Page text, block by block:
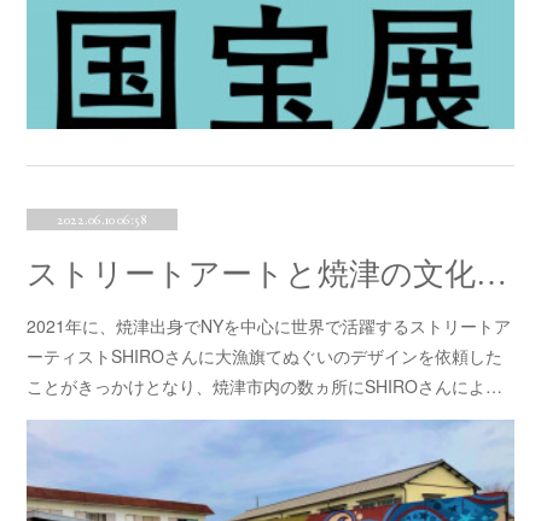
2022.06.10 06:58
ストリートアートと焼津の文化が融合した新しい大漁旗が誕生！！
2021年に、焼津出身でNYを中心に世界で活躍するストリートア
ーティストSHIROさんに大漁旗てぬぐいのデザインを依頼した
ことがきっかけとなり、焼津市内の数ヵ所にSHIROさんによ…